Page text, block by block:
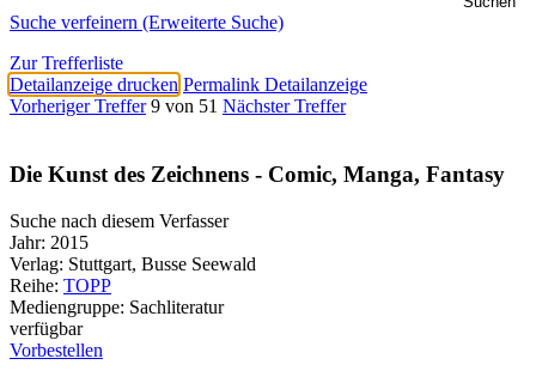
Suche verfeinern (Erweiterte Suche)
Zur Trefferliste
Detailanzeige drucken Permalink Detailanzeige
Vorheriger Treffer 9 von 51 Nächster Treffer
Die Kunst des Zeichnens - Comic, Manga, Fantasy
Suche nach diesem Verfasser
Jahr: 2015
Verlag: Stuttgart, Busse Seewald
Reihe: TOPP
Mediengruppe: Sachliteratur
verfügbar
Vorbestellen